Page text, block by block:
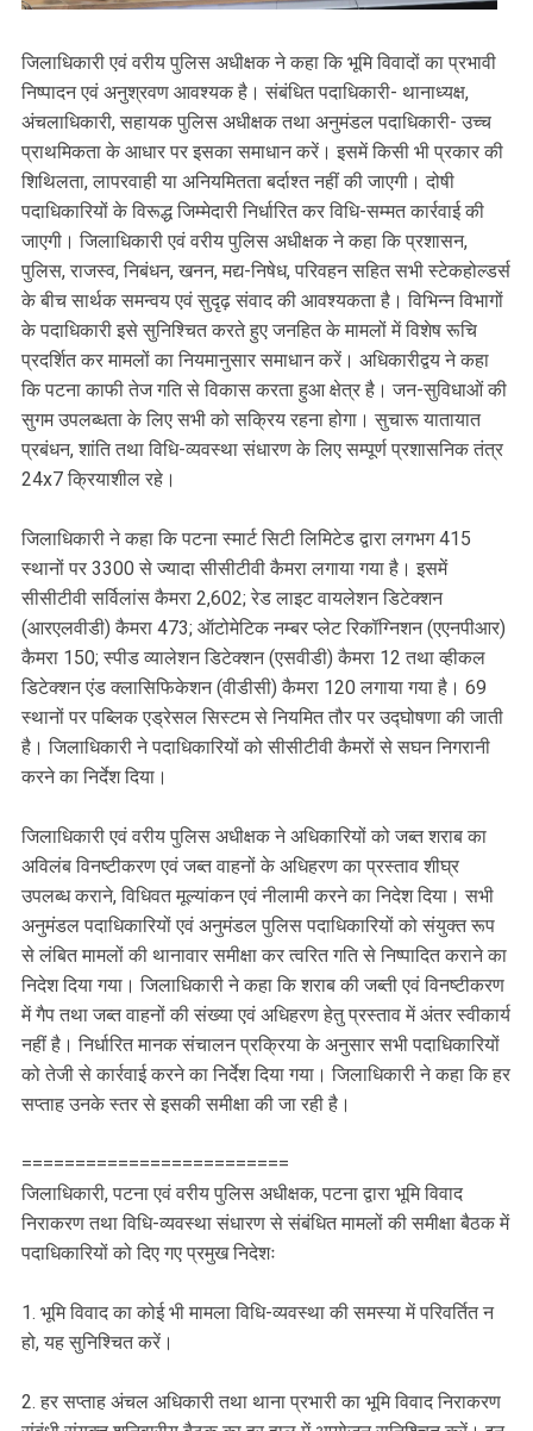
जिलाधिकारी एवं वरीय पुलिस अधीक्षक ने कहा कि भूमि विवादों का प्रभावी
निष्पादन एवं अनुश्रवण आवश्यक है। संबंधित पदाधिकारी- थानाध्यक्ष,
अंचलाधिकारी, सहायक पुलिस अधीक्षक तथा अनुमंडल पदाधिकारी- उच्च
प्राथमिकता के आधार पर इसका समाधान करें। इसमें किसी भी प्रकार की
शिथिलता, लापरवाही या अनियमितता बर्दाश्त नहीं की जाएगी। दोषी
पदाधिकारियों के विरूद्ध जिम्मेदारी निर्धारित कर विधि-सम्मत कार्रवाई की
जाएगी। जिलाधिकारी एवं वरीय पुलिस अधीक्षक ने कहा कि प्रशासन,
पुलिस, राजस्व, निबंधन, खनन, मद्य-निषेध, परिवहन सहित सभी स्टेकहोल्डर्स
के बीच सार्थक समन्वय एवं सुदृढ़ संवाद की आवश्यकता है। विभिन्न विभागों
के पदाधिकारी इसे सुनिश्चित करते हुए जनहित के मामलों में विशेष रूचि
प्रदर्शित कर मामलों का नियमानुसार समाधान करें। अधिकारीद्वय ने कहा
कि पटना काफी तेज गति से विकास करता हुआ क्षेत्र है। जन-सुविधाओं की
सुगम उपलब्धता के लिए सभी को सक्रिय रहना होगा। सुचारू यातायात
प्रबंधन, शांति तथा विधि-व्यवस्था संधारण के लिए सम्पूर्ण प्रशासनिक तंत्र
24x7 क्रियाशील रहे।
जिलाधिकारी ने कहा कि पटना स्मार्ट सिटी लिमिटेड द्वारा लगभग 415
स्थानों पर 3300 से ज्यादा सीसीटीवी कैमरा लगाया गया है। इसमें
सीसीटीवी सर्विलांस कैमरा 2,602; रेड लाइट वायलेशन डिटेक्शन
(आरएलवीडी) कैमरा 473; ऑटोमेटिक नम्बर प्लेट रिकॉग्निशन (एएनपीआर)
कैमरा 150; स्पीड व्यालेशन डिटेक्शन (एसवीडी) कैमरा 12 तथा व्हीकल
डिटेक्शन एंड क्लासिफिकेशन (वीडीसी) कैमरा 120 लगाया गया है। 69
स्थानों पर पब्लिक एड्रेसल सिस्टम से नियमित तौर पर उद्घोषणा की जाती
है। जिलाधिकारी ने पदाधिकारियों को सीसीटीवी कैमरों से सघन निगरानी
करने का निर्देश दिया।
जिलाधिकारी एवं वरीय पुलिस अधीक्षक ने अधिकारियों को जब्त शराब का
अविलंब विनष्टीकरण एवं जब्त वाहनों के अधिहरण का प्रस्ताव शीघ्र
उपलब्ध कराने, विधिवत मूल्यांकन एवं नीलामी करने का निदेश दिया। सभी
अनुमंडल पदाधिकारियों एवं अनुमंडल पुलिस पदाधिकारियों को संयुक्त रूप
से लंबित मामलों की थानावार समीक्षा कर त्वरित गति से निष्पादित कराने का
निदेश दिया गया। जिलाधिकारी ने कहा कि शराब की जब्ती एवं विनष्टीकरण
में गैप तथा जब्त वाहनों की संख्या एवं अधिहरण हेतु प्रस्ताव में अंतर स्वीकार्य
नहीं है। निर्धारित मानक संचालन प्रक्रिया के अनुसार सभी पदाधिकारियों
को तेजी से कार्रवाई करने का निर्देश दिया गया। जिलाधिकारी ने कहा कि हर
सप्ताह उनके स्तर से इसकी समीक्षा की जा रही है।
=========================
जिलाधिकारी, पटना एवं वरीय पुलिस अधीक्षक, पटना द्वारा भूमि विवाद
निराकरण तथा विधि-व्यवस्था संधारण से संबंधित मामलों की समीक्षा बैठक में
पदाधिकारियों को दिए गए प्रमुख निदेशः
1. भूमि विवाद का कोई भी मामला विधि-व्यवस्था की समस्या में परिवर्तित न
हो, यह सुनिश्चित करें।
2. हर सप्ताह अंचल अधिकारी तथा थाना प्रभारी का भूमि विवाद निराकरण